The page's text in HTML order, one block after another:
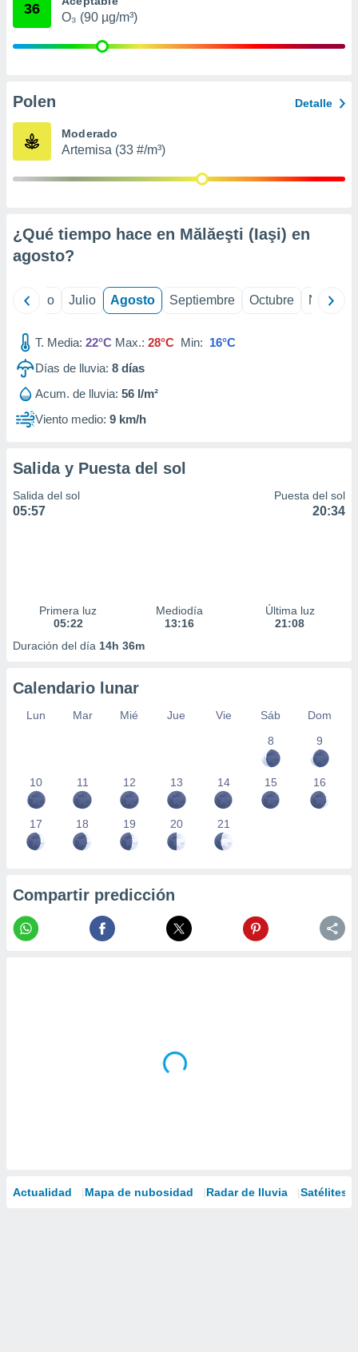
publicidad
de
1199
36
O₃ (90 µg/m³)
Polen Detalle
Moderado
Artemisa (33 #/m³)
¿Qué tiempo hace en Mălăeşti (Iaşi) en
agosto?
Junio Julio Agosto Septiembre Octubre
T. Media: 22°C Max.: 28°C Min: 16°C
Días de lluvia: 8 días
Acum. de lluvia: 56 l/m²
Viento medio: 9 km/h
Salida y Puesta del sol
Salida del sol
05:57
Puesta del sol
20:34
Primera luz
05:22
Mediodía
13:16
Última luz
21:08
Duración del día 14h 36m
Calendario lunar
Lun Mar Mié Jue Vie Sáb
Dom
8
9
10 11 12 13 14 15 16
17 18 19 20 21
Compartir predicción
Actualidad Mapa de nubosidad Radar de lluvia Satélites